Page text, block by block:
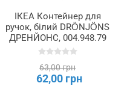
ІКЕА Контейнер для
ручок, білий DRÖNJÖNS
ДРЕНЙОНС, 004.948.79
63,00 грн
62,00 грн